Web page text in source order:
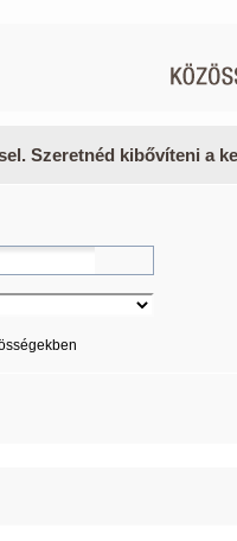
Szeretnéd kibővíteni a